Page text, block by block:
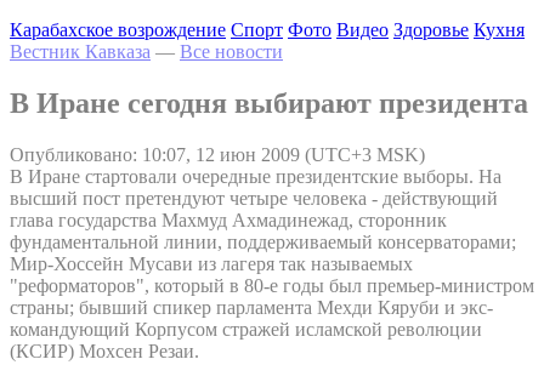
Карабахское возрождение Спорт Фото Видео Здоровье Кухня
Вестник Кавказа — Все новости
В Иране сегодня выбирают президента
Опубликовано: 10:07, 12 июн 2009 (UTC+3 MSK)
В Иране стартовали очередные президентские выборы. На
высший пост претендуют четыре человека - действующий
глава государства Махмуд Ахмадинежад, сторонник
фундаментальной линии, поддерживаемый консерваторами;
Мир-Хоссейн Мусави из лагеря так называемых
"реформаторов", который в 80-е годы был премьер-министром
страны; бывший спикер парламента Мехди Кяруби и экс-
командующий Корпусом стражей исламской революции
(КСИР) Мохсен Резаи.